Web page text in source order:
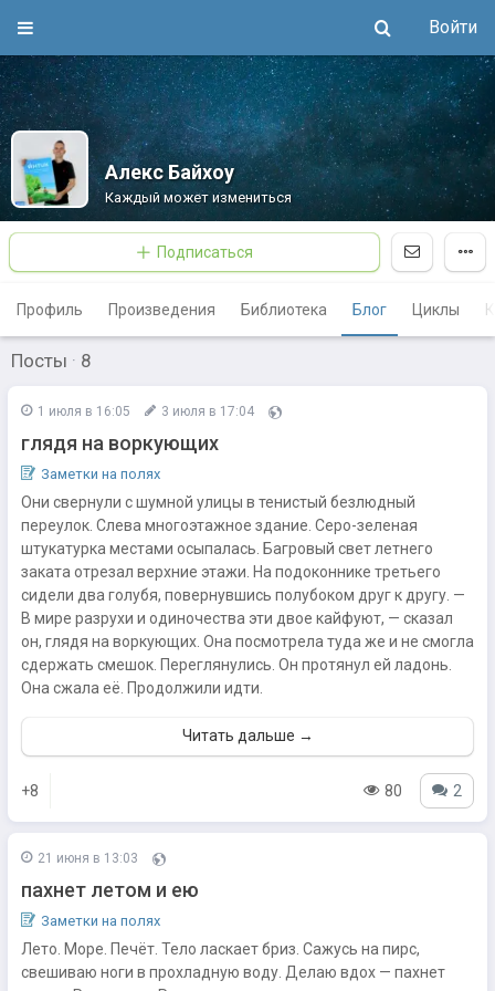
Войти
Алекс Байхоу
Каждый может измениться
Подписаться
Профиль Произведения Библиотека Блог Циклы
Посты · 8
1 июля в 16:05 3 июля в 17:04
глядя на воркующих
Заметки на полях
Они свернули с шумной улицы в тенистый безлюдный
переулок. Слева многоэтажное здание. Серо-зеленая
штукатурка местами осыпалась. Багровый свет летнего
заката отрезал верхние этажи. На подоконнике третьего
сидели два голубя, повернувшись полубоком друг к другу. —
В мире разрухи и одиночества эти двое кайфуют, — сказал
он, глядя на воркующих. Она посмотрела туда же и не смогла
сдержать смешок. Переглянулись. Он протянул ей ладонь.
Она сжала её. Продолжили идти.
Читать дальше →
+8 80 2
21 июня в 13:03
пахнет летом и ею
Заметки на полях
Лето. Море. Печёт. Тело ласкает бриз. Сажусь на пирс,
свешиваю ноги в прохладную воду. Делаю вдох — пахнет